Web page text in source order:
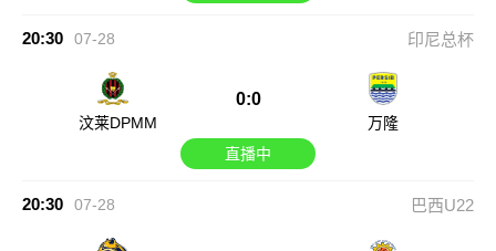
20:30 07-28 印尼总杯
汶莱DPMM
0:0
万隆
直播中
20:30 07-28 巴西U22